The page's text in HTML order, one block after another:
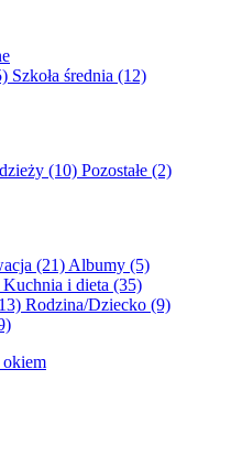
Szkoła średnia (12)
(10) Pozostałe (2)
(21) Albumy (5)
Kuchnia i dieta (35)
Rodzina/Dziecko (9)